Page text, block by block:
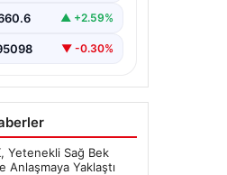
▲ +2.59%
▼ -0.30%
Yetenekli Sağ Bek
Anlaşmaya Yaklaştı